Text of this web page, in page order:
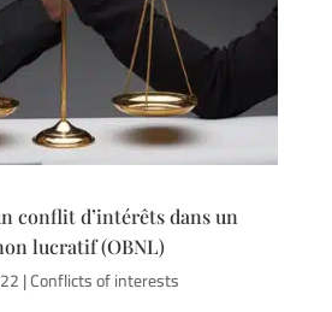
conflit d’intérêts dans un
lucratif (OBNL)
|Conflicts of interests